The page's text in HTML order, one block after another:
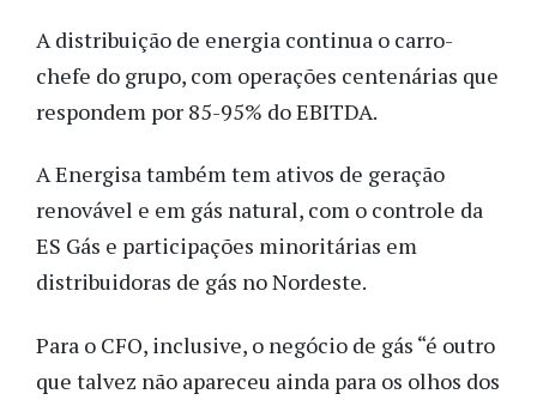
A distribuição de energia continua o carro-
chefe do grupo, com operações centenárias que
respondem por 85-95% do EBITDA.
A Energisa também tem ativos de geração
renovável e em gás natural, com o controle da
ES Gás e participações minoritárias em
distribuidoras de gás no Nordeste.
Para o CFO, inclusive, o negócio de gás “é outro
que talvez não apareceu ainda para os olhos dos